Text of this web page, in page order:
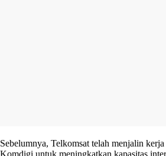
Sebelumnya, Telkomsat telah menjalin
Komdigi untuk meningkatkan kapasitas